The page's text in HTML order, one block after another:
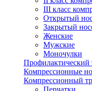
III класс
Открытый
Закрытый
Женские
Мужские
Моночулки
Профилактический
Компрессионные
Компрессионный
Перчатки